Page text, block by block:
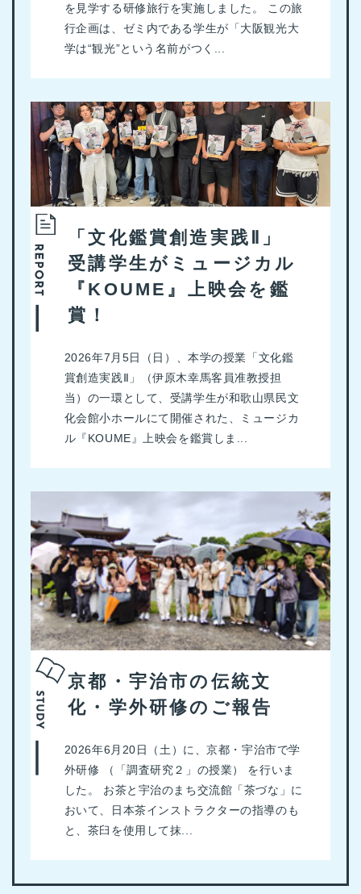
を見学する研修旅行を実施しました。 この旅
行企画は、ゼミ内である学生が「大阪観光大
学は“観光”という名前がつく...
「文化鑑賞創造実践Ⅱ」
受講学生がミュージカル
『KOUME』上映会を鑑
賞！
2026年7月5日（日）、本学の授業「文化鑑
賞創造実践Ⅱ」（伊原木幸馬客員准教授担
当）の一環として、受講学生が和歌山県民文
化会館小ホールにて開催された、ミュージカ
ル『KOUME』上映会を鑑賞しま...
京都・宇治市の伝統文
化・学外研修のご報告
2026年6月20日（土）に、京都・宇治市で学
外研修 （「調査研究２」の授業） を行いま
した。 お茶と宇治のまち交流館「茶づな」に
おいて、日本茶インストラクターの指導のも
と、茶臼を使用して抹...